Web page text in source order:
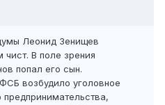
Леонид Зенищев
В поле зрения
попал его сын.
возбудило уголовное
предпринимательства,